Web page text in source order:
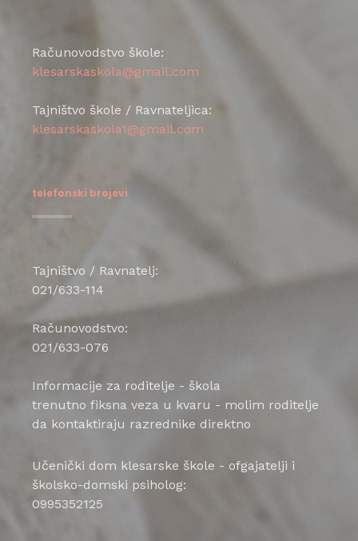
Računovodstvo škole:
klesarskaskola@gmail.com
Tajništvo škole / Ravnateljica:
klesarskaskola1@gmail.com
telefonski brojevi
Tajništvo / Ravnatelj:
021/633-114
Računovodstvo:
021/633-076
Informacije za roditelje - škola
trenutno fiksna veza u kvaru - molim roditelje
da kontaktiraju razrednike direktno
Učenički dom klesarske škole - ofgajatelji i
školsko-domski psiholog:
0995352125